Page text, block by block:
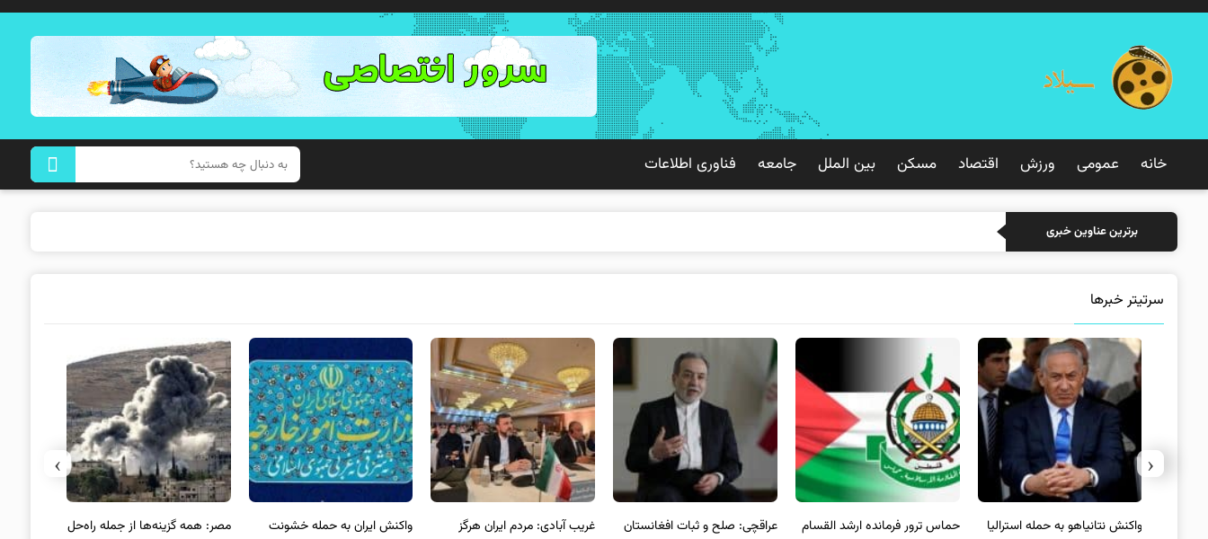
خانه عمومی ورزش اقتصاد مسکن بین الملل جامعه فناوری اطلاعات
برترین عناوین خبری
سرتیتر خبرها
واکنش نتانیاهو به حمله استرالیا
حماس ترور فرمانده ارشد القسام
عراقچی: صلح و ثبات افغانستان
غریب آبادی: مردم ایران هرگز
واکنش ایران به حمله خشونت
مصر: همه گزینه‌ها از جمله راه‌حل
‹
›